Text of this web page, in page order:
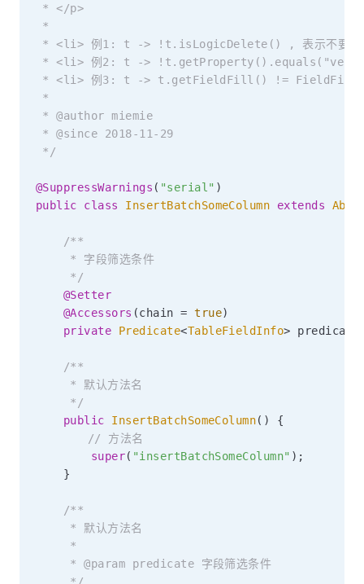
* </p>
*
* <li> 例1: t -> !t.isLogicDelete() , 表示不要逻
* <li> 例2: t ->
* <li> 例3: t -> t.getFieldFill() !=
*
* @author miemie
* @since 2018-11-29
*/
@SuppressWarnings ( "serial" )
public
class InsertBatchSomeColumn extends
/**
     * 字段筛选条件
     */
@Setter
@Accessors (chain = true)
private
Predicate<TableFieldInfo> predicate
/**
     * 默认方法名
     */
public
InsertBatchSomeColumn( )
{
// 方法名
super( "insertBatchSomeColumn" ) ;
}
/**
     * 默认方法名
     *
     * @param predicate 字段筛选条件